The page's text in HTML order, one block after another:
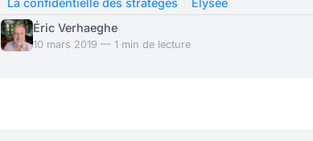
Nationale (IGPN) a interrogé, au cours du mois de
Émélien sur son rôle dans l’affaire Benalla. Cette
Éric Verhaeghe
10 mars 2019 — 1 min de lecture